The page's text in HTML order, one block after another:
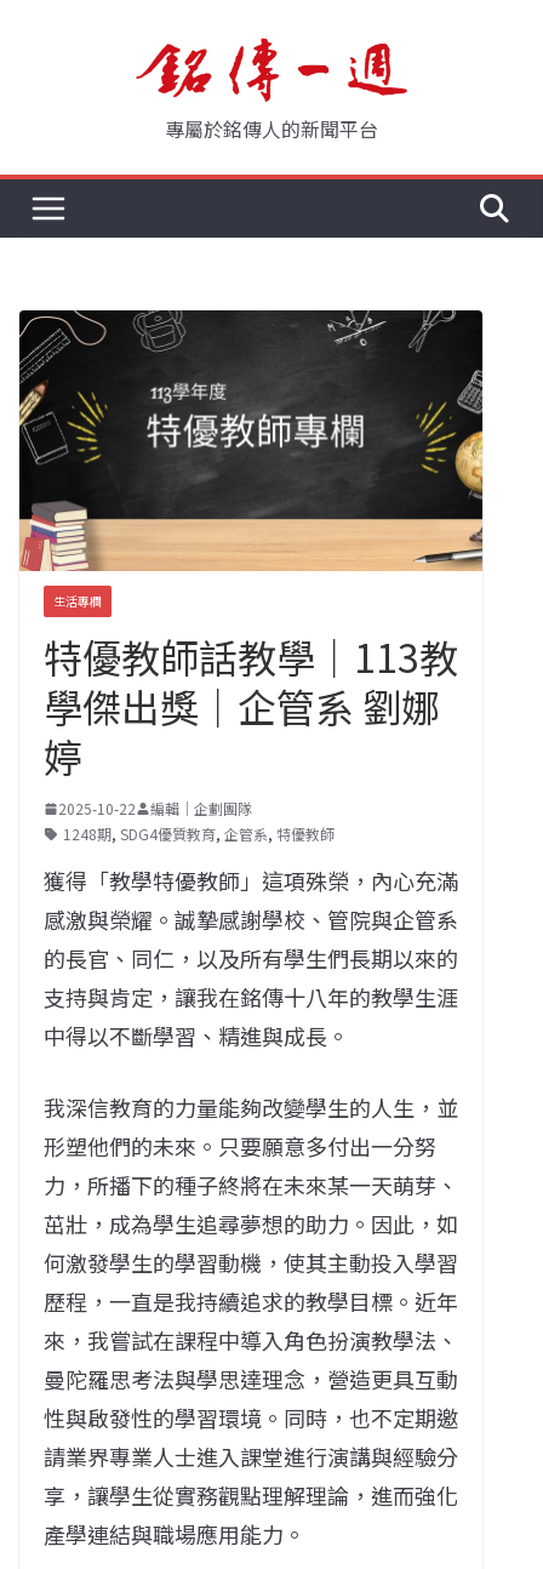
專屬於銘傳人的新聞平台
生活專欄
特優教師話教學｜113教
學傑出獎｜企管系 劉娜
婷
2025-10-22
編輯｜企劃團隊
1248期, SDG4優質教育, 企管系, 特優教師
獲得「教學特優教師」這項殊榮，內心充滿
感激與榮耀。誠摯感謝學校、管院與企管系
的長官、同仁，以及所有學生們長期以來的
支持與肯定，讓我在銘傳十八年的教學生涯
中得以不斷學習、精進與成長。
我深信教育的力量能夠改變學生的人生，並
形塑他們的未來。只要願意多付出一分努
力，所播下的種子終將在未來某一天萌芽、
茁壯，成為學生追尋夢想的助力。因此，如
何激發學生的學習動機，使其主動投入學習
歷程，一直是我持續追求的教學目標。近年
來，我嘗試在課程中導入角色扮演教學法、
曼陀羅思考法與學思達理念，營造更具互動
性與啟發性的學習環境。同時，也不定期邀
請業界專業人士進入課堂進行演講與經驗分
享，讓學生從實務觀點理解理論，進而強化
產學連結與職場應用能力。